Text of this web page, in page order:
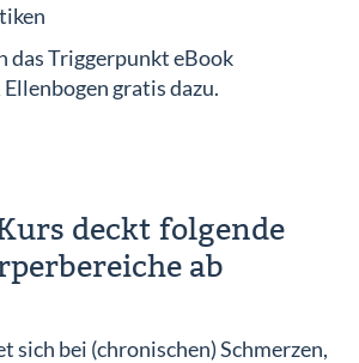
das Triggerpunkt eBook
gratis dazu.
deckt folgende
ab
sich bei (chronischen) Schmerzen,